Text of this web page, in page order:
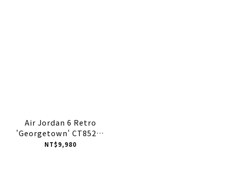
Air Jordan 6 Retro
'Georgetown' CT8529-
012
NT$9,980